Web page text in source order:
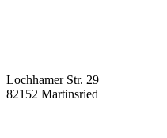
Lochhamer Str. 29
82152 Martinsried